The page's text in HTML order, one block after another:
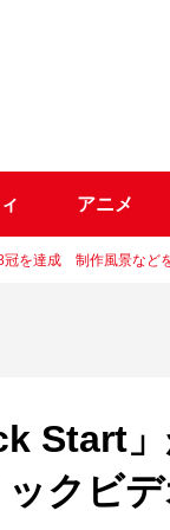
アニメ
冠を達成 制作風景など
Start
クビ